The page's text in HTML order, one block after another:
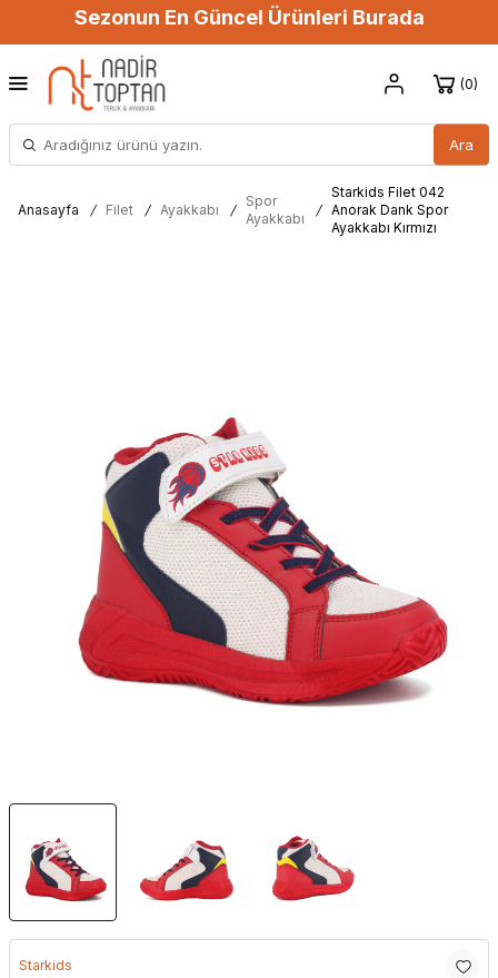
Sezonun En Güncel Ürünleri Burada
Ara
0
Anasayfa / Filet / Ayakkabı /
Spor
Ayakkabı
/
Starkids Filet 042
Anorak Dank Spor
Ayakkabı Kırmızı
Starkids